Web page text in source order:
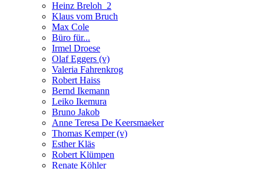
Heinz Breloh_2
Klaus vom Bruch
Max Cole
Büro für...
Irmel Droese
Olaf Eggers (v)
Valeria Fahrenkrog
Robert Haiss
Bernd Ikemann
Leiko Ikemura
Bruno Jakob
Anne Teresa De Keersmaeker
Thomas Kemper (v)
Esther Kläs
Robert Klümpen
Renate Köhler